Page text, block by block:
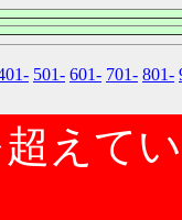
501- 601- 701- 801-
超えて